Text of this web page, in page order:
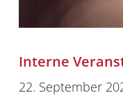
Interne
22. September